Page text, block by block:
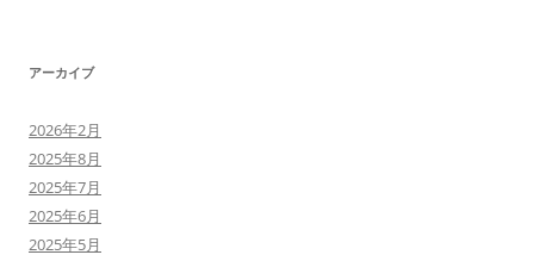
アーカイブ
2026年2月
2025年8月
2025年7月
2025年6月
2025年5月